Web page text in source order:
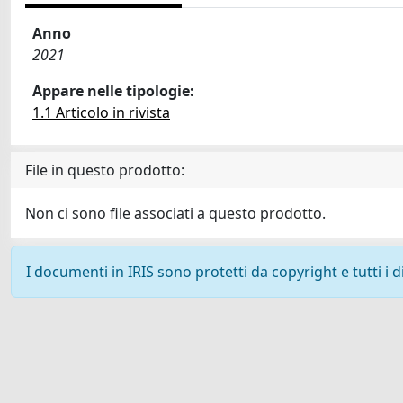
Anno
2021
Appare nelle tipologie:
1.1 Articolo in rivista
File in questo prodotto:
Non ci sono file associati a questo prodotto.
I documenti in IRIS sono protetti da copyright e tutti i